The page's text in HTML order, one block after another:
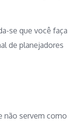
se que você faça
de planejadores
não servem como